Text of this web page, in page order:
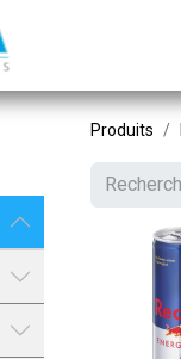
Produits